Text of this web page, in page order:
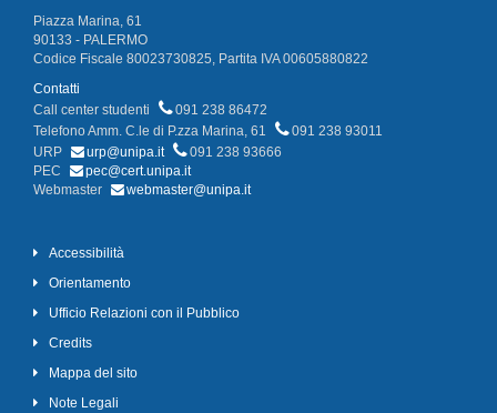
Piazza Marina, 61
90133 - PALERMO
Codice Fiscale 80023730825, Partita IVA 00605880822
Contatti
Call center studenti
091 238 86472
Telefono Amm. C.le di P.zza Marina, 61
091 238 93011
URP
urp@unipa.it
091 238 93666
PEC
pec@cert.unipa.it
Webmaster
webmaster@unipa.it
Accessibilità
Orientamento
Ufficio Relazioni con il Pubblico
Credits
Mappa del sito
Note Legali